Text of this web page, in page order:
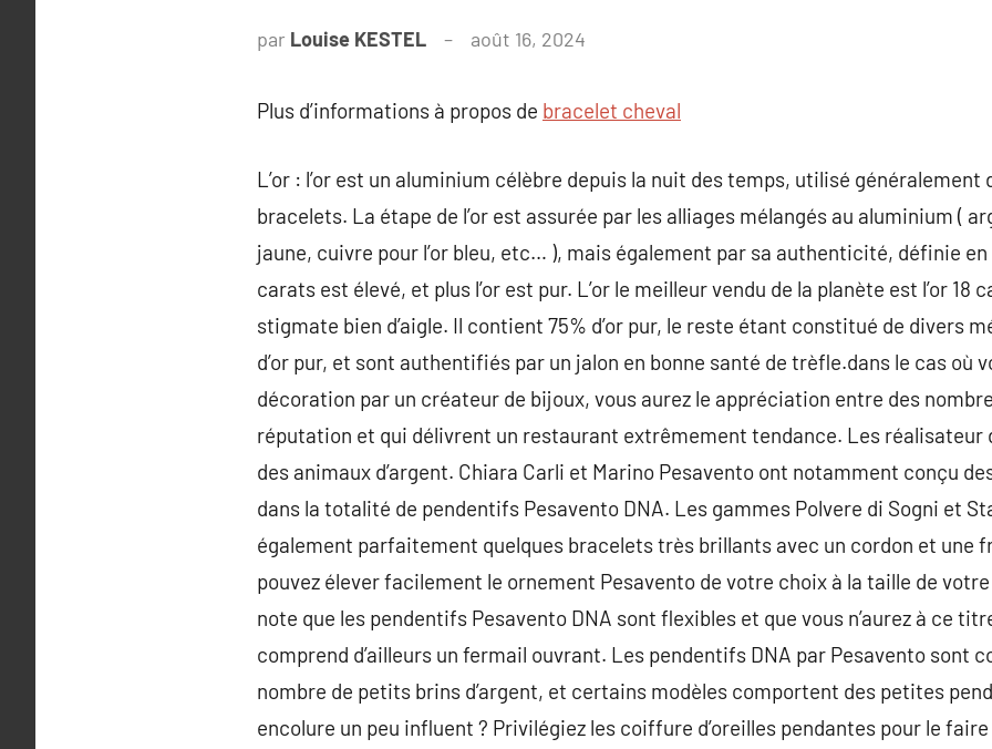
par Louise KESTEL août 16, 2024
Plus d’informations à propos de bracelet cheval
L’or : l’or est un aluminium célèbre depuis la nuit des temps, utilisé généralement
bracelets. La étape de l’or est assurée par les alliages mélangés au aluminium (
jaune, cuivre pour l’or bleu, etc… ), mais également par sa authenticité, définie
carats est élevé, et plus l’or est pur. L’or le meilleur vendu de la planète est l’or 18
stigmate bien d’aigle. Il contient 75% d’or pur, le reste étant constitué de divers
d’or pur, et sont authentifiés par un jalon en bonne santé de trèfle.dans le cas où
décoration par un créateur de bijoux, vous aurez le appréciation entre des
réputation et qui délivrent un restaurant extrêmement tendance. Les réalisateur
des animaux d’argent. Chiara Carli et Marino Pesavento ont notamment conçu
dans la totalité de pendentifs Pesavento DNA. Les gammes Polvere di Sogni et
également parfaitement quelques bracelets très brillants avec un cordon et une
pouvez élever facilement le ornement Pesavento de votre choix à la taille de
note que les pendentifs Pesavento DNA sont flexibles et que vous n’aurez à ce
comprend d’ailleurs un fermail ouvrant. Les pendentifs DNA par Pesavento sont
nombre de petits brins d’argent, et certains modèles comportent des petites
encolure un peu influent ? Privilégiez les coiffure d’oreilles pendantes pour le